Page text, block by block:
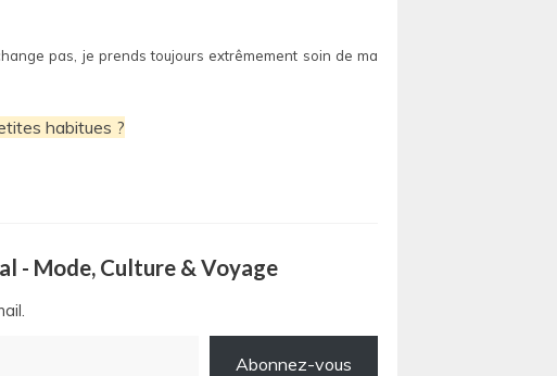
pas, je prends toujours extrêmement soin de ma
habitues ?
- Mode, Culture & Voyage
Abonnez-vous